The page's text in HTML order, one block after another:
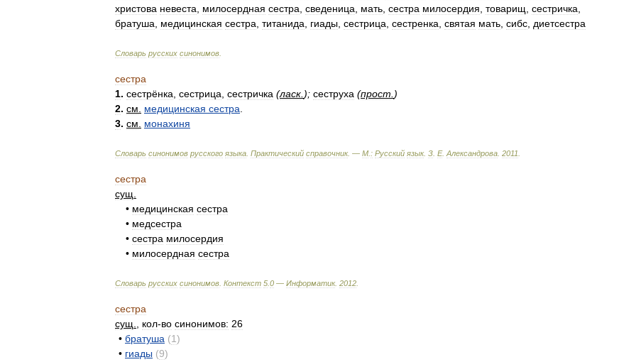
христова невеста милосердная сестра сведеница мать сестра милосердия товарищ сестричка
братуша
медицинская сестра титанида гиады сестрица сестренка святая мать сибс диетсестра
Словарь русских синонимов
сестра
1. сестрёнка сестрица сестричка (ласк ); сеструха (прост )
2. см медицинская сестра
3. см монахиня
Словарь синонимов русского языка Практический справочник. — М : Русский язык. З Е. Александрова 2011
сестра
сущ
• медицинская сестра
• медсестра
• сестра милосердия
• милосердная сестра
Словарь русских синонимов Контекст 5 0 — Информатик. 2012
сестра
сущ
кол-во синонимов: 26
• братуша (1)
• гиады (9)